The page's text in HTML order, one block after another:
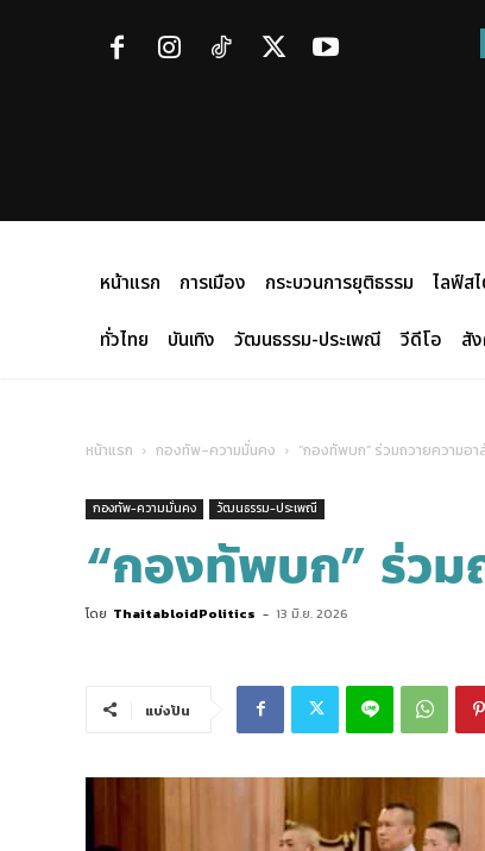
หน้าแรก การเมือง กระบวนการยุติธรรม ไลฟ์ส
ทั่วไทย
บันเทิง วัฒนธรรม-ประเพณี วีดีโอ สั
หน้าแรก กองทัพ-ความมั่นคง “กองทัพบก” ร่วมถวายความอา
กองทัพ-ความมั่นคง วัฒนธรรม-ประเพณี
“กองทัพบก” ร่วม
โดย ThaitabloidPolitics - 13 มิ.ย. 2026
แบ่งปัน